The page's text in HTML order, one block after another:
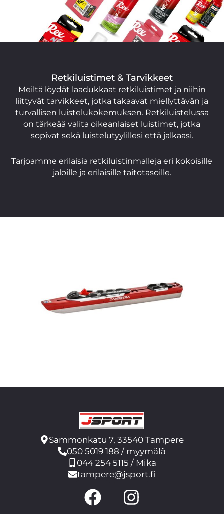
Retkiluistimet & Tarvikkeet
Meiltä löydät laadukkaat retkiluistimet ja niihin
liittyvät tarvikkeet, jotka takaavat miellyttävän ja
turvallisen luistelukokemuksen. Retkiluistelussa
on tärkeää valita oikeanlaiset luistimet, jotka
sopivat sekä luistelutyylillesi että jalkaasi.
Tarjoamme erilaisia retkiluistinmalleja eri kokoisille
jaloille ja erilaisille taitotasoille.
Sammonkatu 7, 33540 Tampere
050 5019 188 / myymälä
044 254 5115 / Mika
tampere@jsport.fi
F
a
I
n